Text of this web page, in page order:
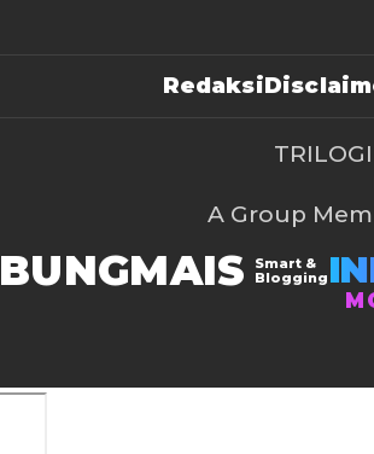
Redaksi
TRILOGI
A Group
BUNGMAIS
Smart &
Blogging